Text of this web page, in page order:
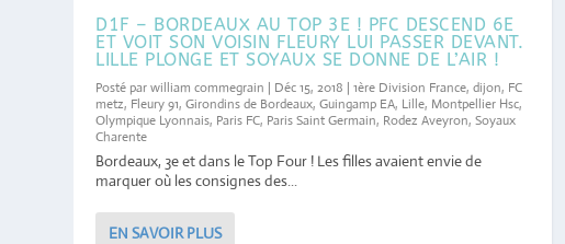
D1F – BORDEAUX AU TOP 3E ! PFC DESCEND 6E
ET VOIT SON VOISIN FLEURY LUI PASSER DEVANT.
LILLE PLONGE ET SOYAUX SE DONNE DE L’AIR !
Posté parwilliam commegrain | Déc 15, 2018 |1ère Division France,dijon, FC
metz, Fleury 91,Girondins de Bordeaux,Guingamp EA, Lille, Montpellier Hsc,
Olympique Lyonnais, Paris FC, Paris Saint Germain, Rodez Aveyron,Soyaux
Charente
Bordeaux, 3e et dans le Top Four ! Les filles avaient envie de
marquer où les consignes des...
EN SAVOIR PLUS